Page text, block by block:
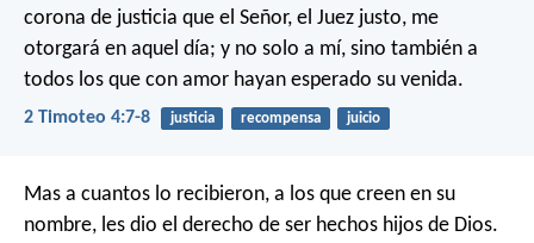
corona de justicia que el Señor, el Juez justo, me
otorgará en aquel día; y no solo a mí, sino también a
todos los que con amor hayan esperado su venida.
2 Timoteo 4:7-8 justicia recompensa juicio
Mas a cuantos lo recibieron, a los que creen en su
nombre, les dio el derecho de ser hechos hijos de Dios.